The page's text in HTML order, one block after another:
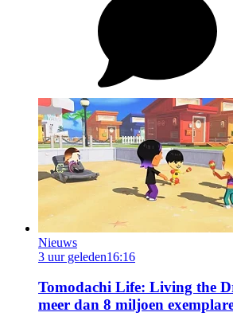
Nieuws
3 uur geleden16:16
Tomodachi Life: Living the
meer dan 8 miljoen